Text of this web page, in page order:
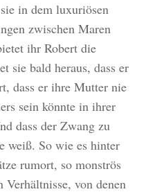
in dem luxuriösen
zwischen Maren
ihr Robert die
sie bald heraus, dass er
dass er ihre Mutter nie
sein könnte in ihrer
dass der Zwang zu
weiß. So wie es hinter
rumort, so monströs
von denen